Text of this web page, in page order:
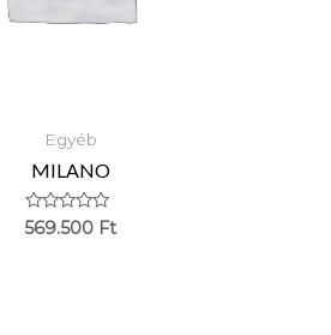
Egyéb
MILANO
Értékelés:
0
569.500 Ft